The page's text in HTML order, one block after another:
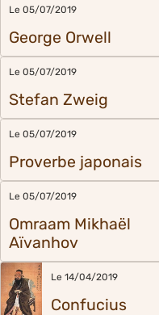
Le 05/07/2019
George Orwell
Le 05/07/2019
Stefan Zweig
Le 05/07/2019
Proverbe japonais
Le 05/07/2019
Omraam Mikhaël
Aïvanhov
Le 14/04/2019
Confucius